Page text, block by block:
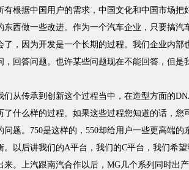
据中国用户的需求，中国文化和中国市场把
东西做一些改进。作为一个汽车企业，只要搞汽
了，因为开发是一个长期的过程。我们企业内部
，回答问题。也许某些问题现在不能回答，但是
传承到创新这个过程当中，在造型方面的
了什么样的过程。如果这些过程您知道的话，您
问题。750是这样的，550却给用户一些更高端
。以后讲我们的A平台，我们的C平台，我们希
来。上汽跟南汽合作以后，MG几个系列同时出